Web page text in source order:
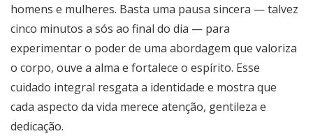
homens e mulheres. Basta uma pausa sincera — talvez
cinco minutos a sós ao final do dia — para
experimentar o poder de uma abordagem que valoriza
o corpo, ouve a alma e fortalece o espírito. Esse
cuidado integral resgata a identidade e mostra que
cada aspecto da vida merece atenção, gentileza e
dedicação.